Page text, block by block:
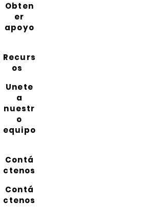
Obten
er
apoyo
Recurs
os
Unete
a
nuestr
o
equipo
Contá
ctenos
Contá
ctenos